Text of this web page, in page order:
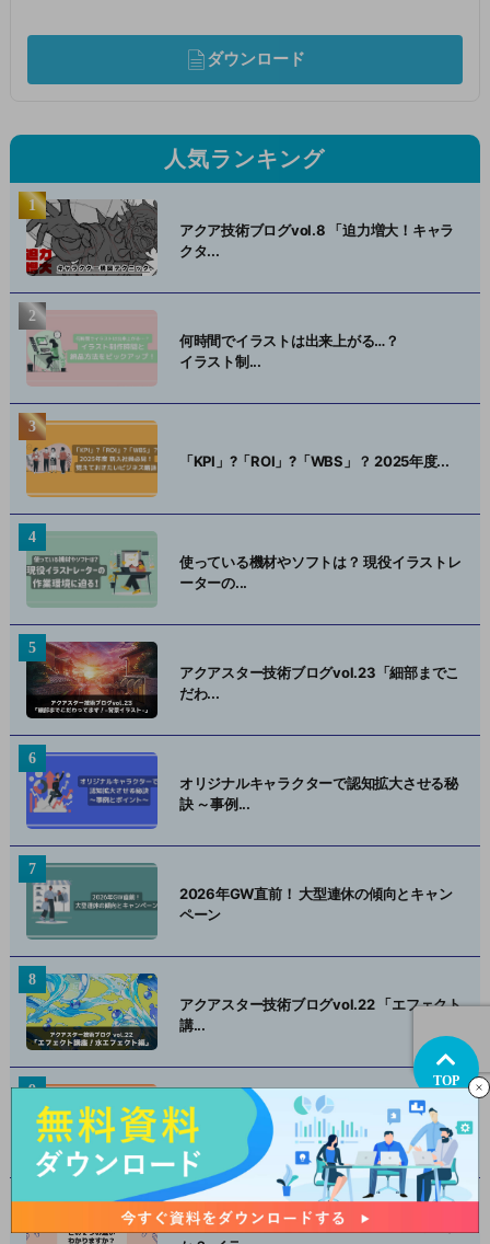
ダウンロード
人気ランキング
アクア技術ブログvol.8 「迫力増大！キャラ
クタ...
何時間でイラストは出来上がる…？
イラスト制...
「KPI」?「ROI」?「WBS」？ 2025年度...
使っている機材やソフトは？ 現役イラストレ
ーターの...
アクアスター技術ブログvol.23「細部までこ
だわ...
オリジナルキャラクターで認知拡大させる秘
訣 ～事例...
2026年GW直前！ 大型連休の傾向とキャン
ペーン
アクアスター技術ブログvol.22 「エフェクト
講...
2025年上半期 SNSで話題になった動画広告
(縦...
カンプ？ラフ画？この２つの違いわかります
TOP